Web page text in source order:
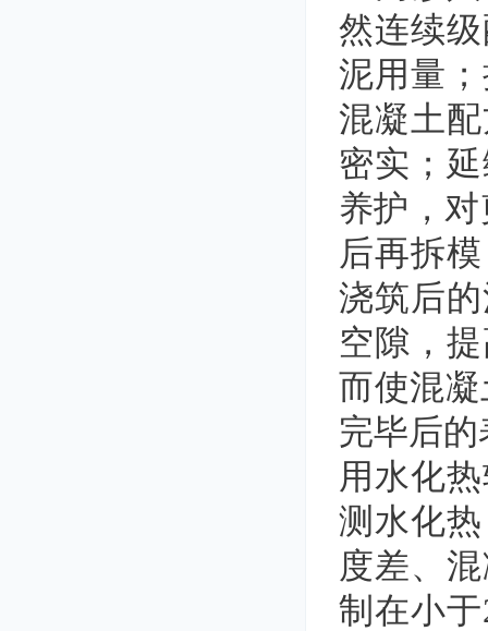
然连续
泥用量
混凝土
密实；
养护，
后再拆
浇筑后
空隙，
而使混
完毕后
用水化
测水化
度差、
制在小